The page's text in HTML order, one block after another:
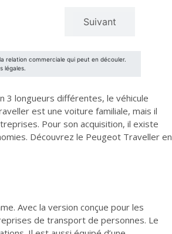
3 longueurs différentes, le véhicule
est une voiture familiale, mais il
Pour son acquisition, il existe
Découvrez le Peugeot Traveller en
Avec la version conçue pour les
de transport de personnes. Le